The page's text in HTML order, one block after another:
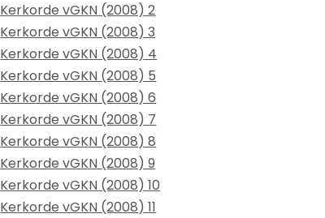
Kerkorde vGKN (2008) 2
Kerkorde vGKN (2008) 3
Kerkorde vGKN (2008) 4
Kerkorde vGKN (2008) 5
Kerkorde vGKN (2008) 6
Kerkorde vGKN (2008) 7
Kerkorde vGKN (2008) 8
Kerkorde vGKN (2008) 9
Kerkorde vGKN (2008) 10
Kerkorde vGKN (2008) 11